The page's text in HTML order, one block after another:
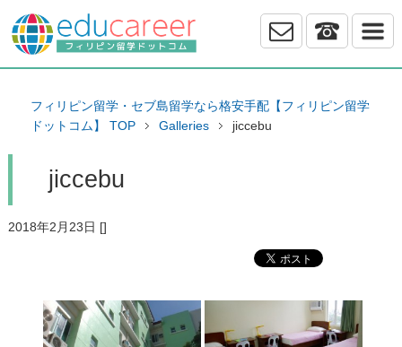
フィリピン留学・セブ島留学なら格安手配【フィリピン留学
ドットコム】 TOP
Galleries jiccebu
jiccebu
2018年2月23日 []